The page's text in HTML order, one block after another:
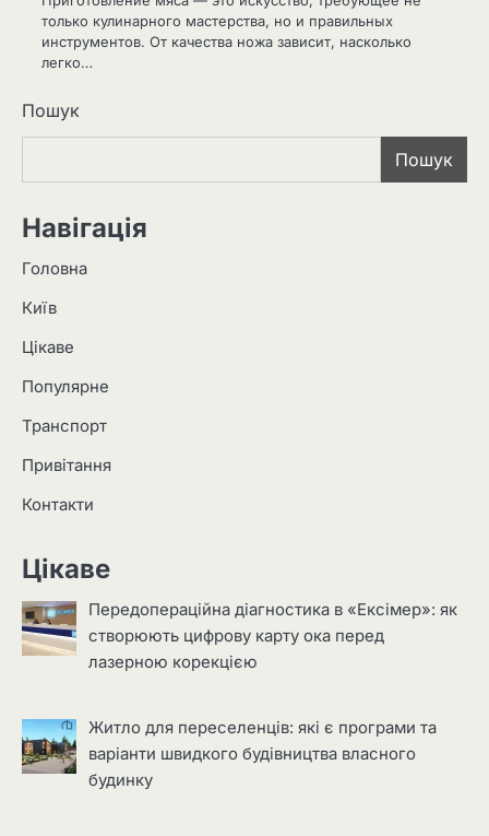
только кулинарного мастерства, но и правильных
инструментов. От качества ножа зависит, насколько
легко…
Пошук
Пошук
Навігація
Головна
Київ
Цікаве
Популярне
Транспорт
Привітання
Контакти
Цікаве
Передопераційна діагностика в «Ексімер»: як
створюють цифрову карту ока перед
лазерною корекцією
Житло для переселенців: які є програми та
варіанти швидкого будівництва власного
будинку